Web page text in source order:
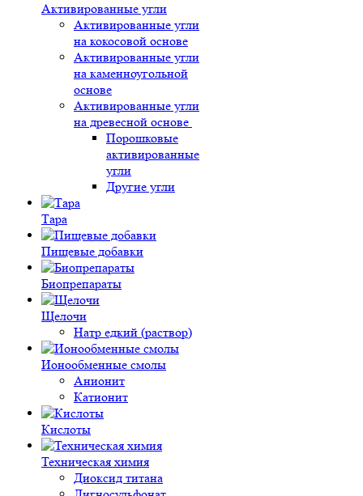
Активированные угли
Активированные угли
на кокосовой основе
Активированные угли
на каменноугольной
основе
Активированные угли
на древесной основе
Порошковые
активированные
угли
Другие угли
Тара
Пищевые добавки
Биопрепараты
Щелочи
Натр едкий (раствор)
Ионообменные смолы
Анионит
Катионит
Кислоты
Техническая химия
Диоксид титана